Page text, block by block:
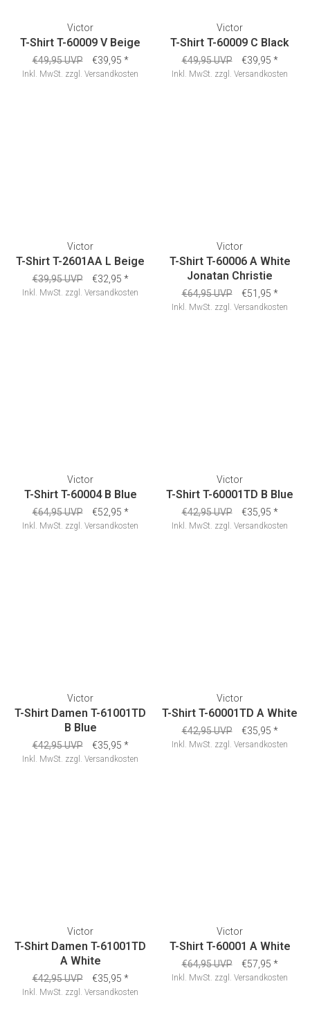
Victor
T-Shirt T-60009 V Beige
€49,95 UVP €39,95 *
Inkl. MwSt. zzgl. Versandkosten
Victor
T-Shirt T-60009 C Black
€49,95 UVP €39,95 *
Inkl. MwSt. zzgl. Versandkosten
Victor
T-Shirt T-2601AA L Beige
€39,95 UVP €32,95 *
Inkl. MwSt. zzgl. Versandkosten
Victor
T-Shirt T-60006 A White
Jonatan Christie
€64,95 UVP €51,95 *
Inkl. MwSt. zzgl. Versandkosten
Victor
T-Shirt T-60004 B Blue
€64,95 UVP €52,95 *
Inkl. MwSt. zzgl. Versandkosten
Victor
T-Shirt T-60001TD B Blue
€42,95 UVP €35,95 *
Inkl. MwSt. zzgl. Versandkosten
Victor
T-Shirt Damen T-61001TD
B Blue
€42,95 UVP €35,95 *
Inkl. MwSt. zzgl. Versandkosten
Victor
T-Shirt T-60001TD A White
€42,95 UVP €35,95 *
Inkl. MwSt. zzgl. Versandkosten
Victor
T-Shirt Damen T-61001TD
A White
€42,95 UVP €35,95 *
Inkl. MwSt. zzgl. Versandkosten
Victor
T-Shirt T-60001 A White
€64,95 UVP €57,95 *
Inkl. MwSt. zzgl. Versandkosten